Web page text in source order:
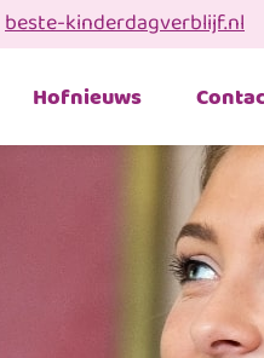
beste-kinderdagverblijf.nl
Hofnieuws